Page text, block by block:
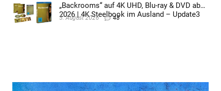
„Backrooms“ auf 4K UHD, Blu-ray & DVD ab
2026 | 4K Steelbook im Ausland – Update3
5. August 2026 48